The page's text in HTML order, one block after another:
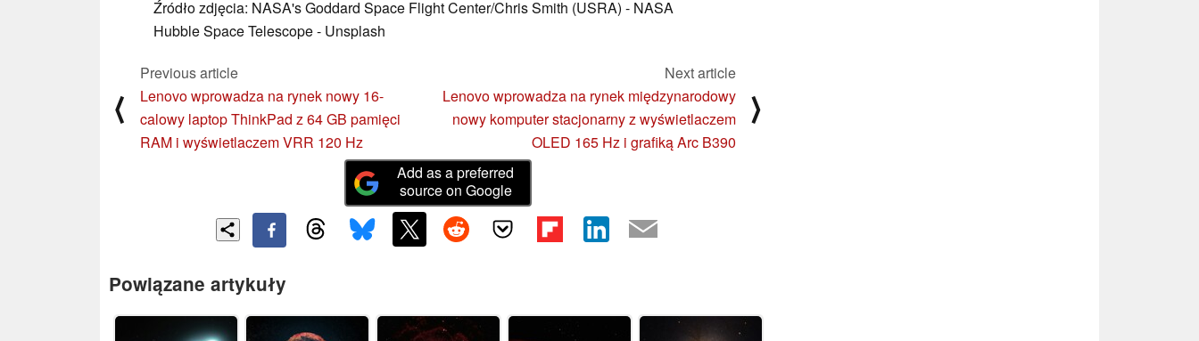
Źródło zdjęcia: NASA's Goddard Space Flight Center/Chris Smith (USRA) - NASA
Hubble Space Telescope - Unsplash
⟨
Previous article
Lenovo wprowadza na rynek nowy 16-
calowy laptop ThinkPad z 64 GB pamięci
RAM i wyświetlaczem VRR 120 Hz
Next article
Lenovo wprowadza na rynek międzynarodowy
nowy komputer stacjonarny z wyświetlaczem
OLED 165 Hz i grafiką Arc B390
⟩
Add as a preferred
source on Google
Powiązane artykuły